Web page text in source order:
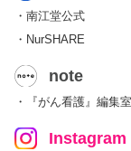
・南江堂公式
・NurSHARE
note
・『がん看護』編集室
Instagram